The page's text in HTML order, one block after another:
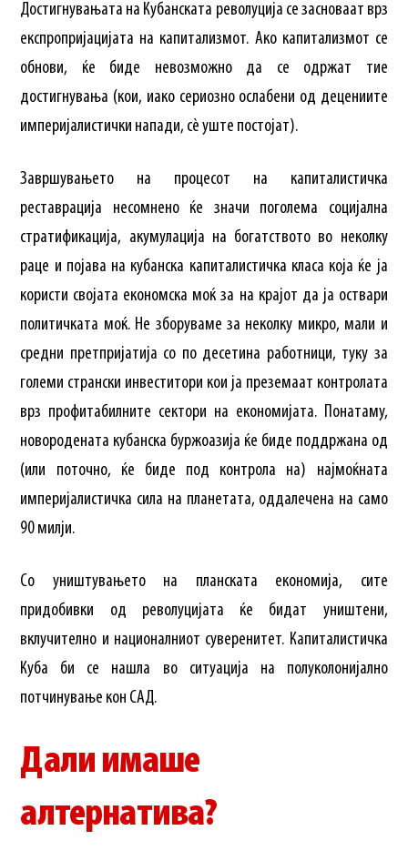
Достигнувањата на Кубанската револуција се засноваат врз
експропријацијата на капитализмот. Ако капитализмот се
обнови, ќе биде невозможно да се одржат тие
достигнувања (кои, иако сериозно ослабени од децениите
империјалистички напади, сè уште постојат).
Завршувањето на процесот на капиталистичка
реставрација несомнено ќе значи поголема социјална
стратификација, акумулација на богатството во неколку
раце и појава на кубанска капиталистичка класа која ќе ја
користи својата економска моќ за на крајот да ја оствари
политичката моќ. Не зборуваме за неколку микро, мали и
средни претпријатија со по десетина работници, туку за
големи странски инвеститори кои ја преземаат контролата
врз профитабилните сектори на економијата. Понатаму,
новородената кубанска буржоазија ќе биде поддржана од
(или поточно, ќе биде под контрола на) најмоќната
империјалистичка сила на планетата, оддалечена на само
90 милји.
Со уништувањето на планската економија, сите
придобивки од револуцијата ќе бидат уништени,
вклучително и националниот суверенитет. Капиталистичка
Куба би се нашла во ситуација на полуколонијално
потчинување кон САД.
Дали имаше
алтернатива?